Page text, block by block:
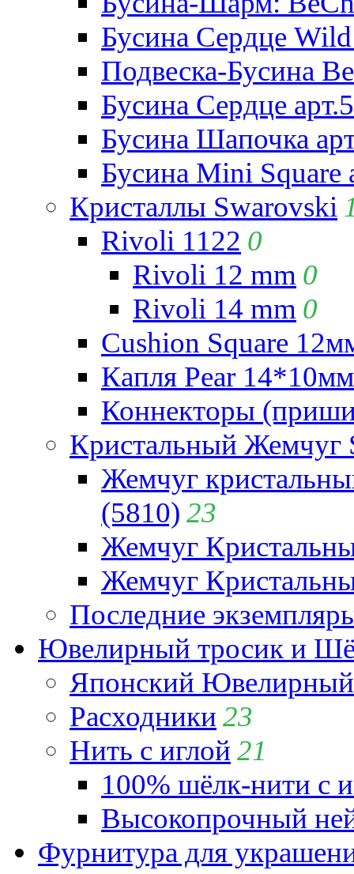
Бусина Сердце
Подвеска-Бусина
Бусина Сердце
Бусина Шапочка
Бусина Mini Square
Кристаллы Swarovski
Rivoli 1122 0
Rivoli 12 mm 0
Rivoli 14 mm 0
Cushion Square
Капля Pear
Коннекторы
Кристальный Жемчуг
Жемчуг
(5810) 23
Жемчуг
Жемчуг
Последние
Ювелирный тросик и
Японский
Расходники 23
Нить с иглой 21
100% шёлк-нити с
Высокопрочный
Фурнитура для